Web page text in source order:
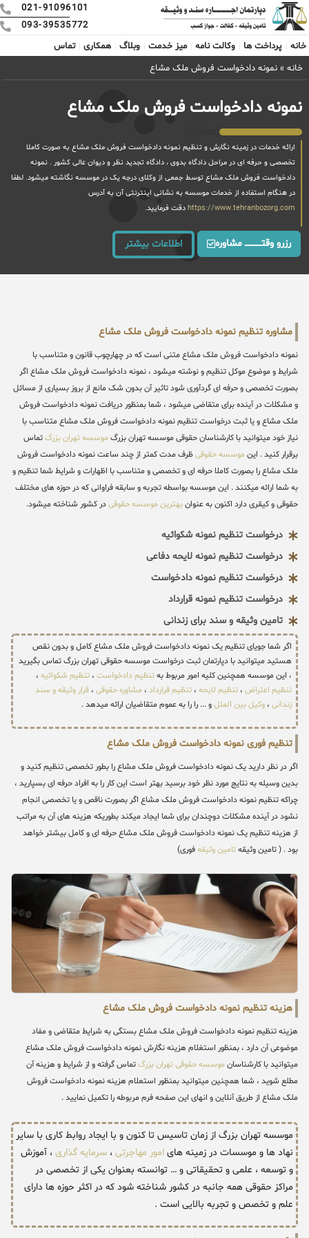
021-91096101
093-39535772
خانه
پرداخت ها وکالت نامه میز خدمت وبلاگ همکاری
تماس
خانه » نمونه دادخواست فروش ملک مشاع
نمونه دادخواست فروش ملک مشاع
ارائه خدمات در زمینه نگارش و تنظیم نمونه دادخواست فروش ملک مشاع به صورت کاملا
تخصصی و حرفه ای در مراحل دادگاه بدوی ، دادگاه تجدید نظر و دیوان عالی کشور . نمونه
دادخواست فروش ملک مشاع توسط جمعی از وکلای درجه یک در موسسه نگاشته میشود. لطفا
در هنگام استفاده از خدمات موسسه به نشانی اینترنتی آن به آدرس
https://www.tehranbozorg.com دقت فرمایید.
رزرو وقتــــــــــــ مشاوره اطلاعات بیشتر
مشاوره تنظیم نمونه دادخواست فروش ملک مشاع
نمونه دادخواست فروش ملک مشاع متنی است که در چهارچوب قانون و متناسب با
شرایط و موضوع موکل تنظیم و نوشته میشود ، نمونه دادخواست فروش ملک مشاع اگر
بصورت تخصصی و حرفه ای گردآوری شود تاثیر آن بدون شک مانع از بروز بسیاری از مسائل
و مشکلات در آینده برای متقاضی میشود ، شما بمنظور دریافت نمونه دادخواست فروش
ملک مشاع و یا ثبت درخواست تنظیم نمونه دادخواست فروش ملک مشاع متناسب با
نیاز خود میتوانید با کارشناسان حقوقی موسسه تهران بزرگ موسسه تهران بزرگتماس
برقرار کنید . این موسسه حقوقیظرف مدت کمتر از چند ساعت نمونه دادخواست فروش
ملک مشاع را بصورت کاملا حرفه ای و تخصصی و متناسب با اظهارات و شرایط شما تنظیم و
به شما ارائه میکنند . این موسسه بواسطه تجربه و سابقه فراوانی که در حوزه های مختلف
حقوقی و کیقری دارد اکنون به عنوانبهترین موسسه حقوقیدر کشور شناخته میشود.
درخواست تنظیم نمونه شکوائیه
درخواست تنظیم نمونه لایحه دفاعی
درخواست تنظیم نمونه دادخواست
درخواست تنظیم نمونه قرارداد
تامین وثیقه و سند برای زندانی
اگر شما جویای تنظیم یک نمونه دادخواست فروش ملک مشاع کامل و بدون نقص
هستید میتوانید با دپارتمان ثبت درخواست موسسه حقوقی تهران بزرگ تماس بگیرید
، این موسسه همچنین کلیه امور مربوط بهتنظیم دادخواست ، تنظیم شکوائیه ،
تنظیم اعتراض ، تنظیم لایحه ، تنظیم قرارداد ، مشاوره حقوقی ، قرار وثیقه و سند
زندانی ، وکیل بین المللو ... را را به عموم متقاضیان ارائه میدهد .
تنظیم فوری نمونه دادخواست فروش ملک مشاع
اگر در نظر دارید یک نمونه دادخواست فروش ملک مشاع را بطور تخصصی تنظیم کنید و
بدین وسیله به نتایج مورد نظر خود برسید بهتر است این کار را به افراد حرفه ای بسپارید ،
چراکه تنظیم نمونه دادخواست فروش ملک مشاع اگر بصورت ناقص و یا تخصصی انجام
نشود در آینده مشکلات دوچندان برای شما ایجاد میکند بطوریکه هزینه های آن به مراتب
از هزینه تنظیم یک نمونه دادخواست فروش ملک مشاع حرفه ای و کامل بیشتر خواهد
بود . ( تامین وثیقهتامین وثیقهفوری)
هزینه تنظیم نمونه دادخواست فروش ملک مشاع
هزینه تنظیم نمونه دادخواست فروش ملک مشاع بستگی به شرایط متقاضی و مفاد
موضوعی آن دارد ، بمنظور استغلام هزینه نگارش نمونه دادخواست فروش ملک مشاع
میتوانید با کارشناسان موسسه حقوقی تهران بزرگتماس گرفته و از شرایط و هزینه آن
مطلع شوید ، شما همچنین میتوانید بمنظور استعلام هزینه نمونه دادخواست فروش
ملک مشاع از طریق آنلاین و انهای این صفحه فرم مربوطه را تکمیل نمایید .
موسسه تهران بزرگ از زمان تاسیس تا کنون و با ایجاد روابط کاری با سایر
نهاد ها و موسسات در زمینه های امور مهاجرتی ، سرمایه گذاری ، آموزش
و توسعه ، علمی و تحقیقاتی و … توانسته بعنوان یکی از تخصصی در
مراکز حقوقی همه جانبه در کشور شناخته شود که در اکثر حوزه ها دارای
علم و تخصص و تجربه بالایی است .